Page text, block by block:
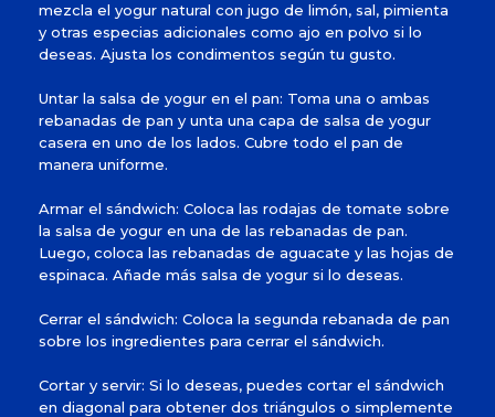
mezcla el yogur natural con jugo de limón, sal, pimienta
y otras especias adicionales como ajo en polvo si lo
deseas. Ajusta los condimentos según tu gusto.
Untar la salsa de yogur en el pan: Toma una o ambas
rebanadas de pan y unta una capa de salsa de yogur
casera en uno de los lados. Cubre todo el pan de
manera uniforme.
Armar el sándwich: Coloca las rodajas de tomate sobre
la salsa de yogur en una de las rebanadas de pan.
Luego, coloca las rebanadas de aguacate y las hojas de
espinaca. Añade más salsa de yogur si lo deseas.
Cerrar el sándwich: Coloca la segunda rebanada de pan
sobre los ingredientes para cerrar el sándwich.
Cortar y servir: Si lo deseas, puedes cortar el sándwich
en diagonal para obtener dos triángulos o simplemente